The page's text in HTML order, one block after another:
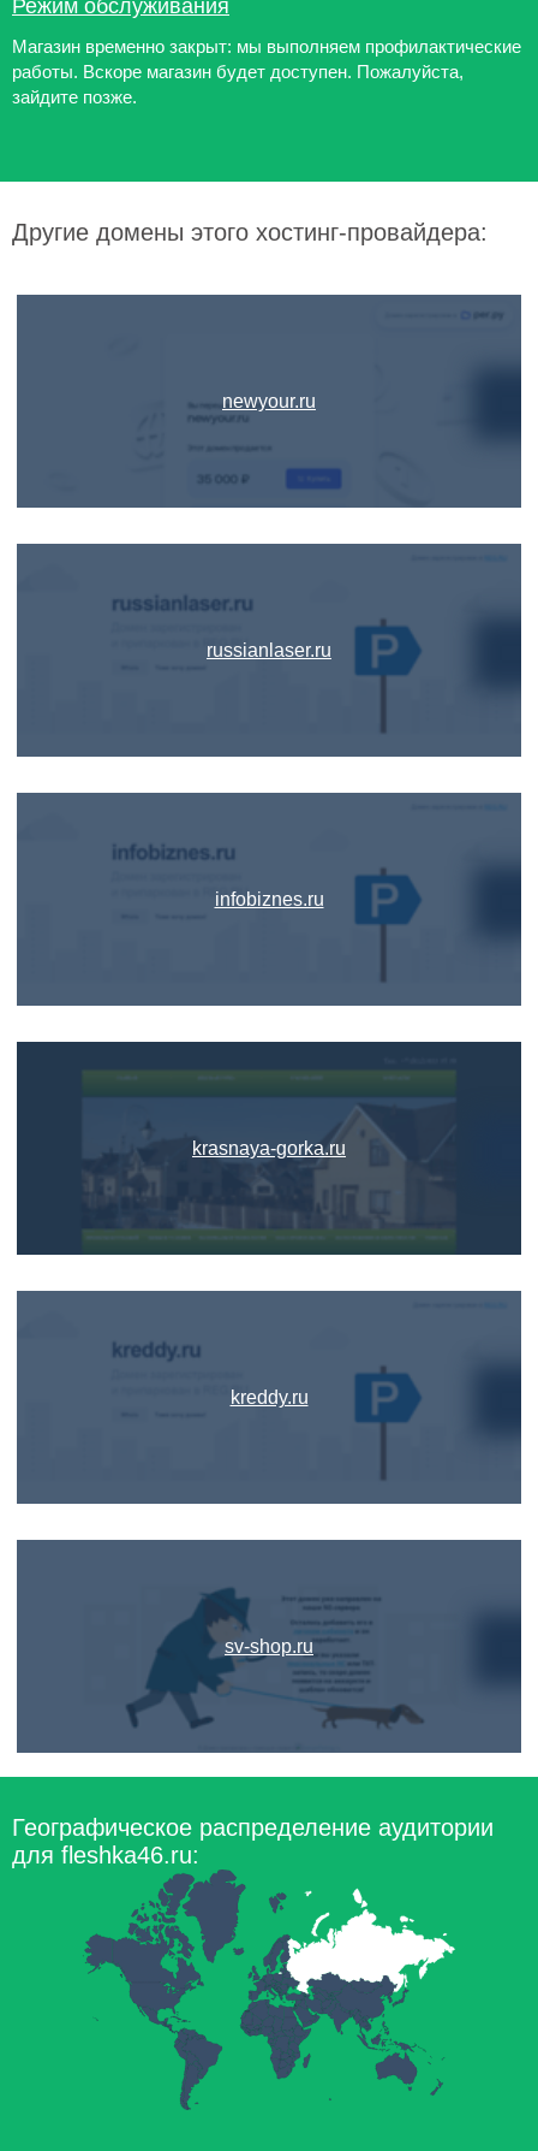
Режим обслуживания
Магазин временно закрыт: мы выполняем профилактические
работы. Вскоре магазин будет доступен. Пожалуйста,
зайдите позже.
Другие домены этого хостинг-провайдера:
newyour.ru
russianlaser.ru
infobiznes.ru
krasnaya-gorka.ru
kreddy.ru
sv-shop.ru
Географическое распределение аудитории
для fleshka46.ru: